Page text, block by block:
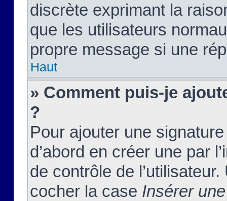
discrète exprimant la
que les utilisateurs
propre message si une
Haut
» Comment puis-je
?
Pour ajouter une
d’abord en créer une par
de contrôle de
cocher la case Insérer